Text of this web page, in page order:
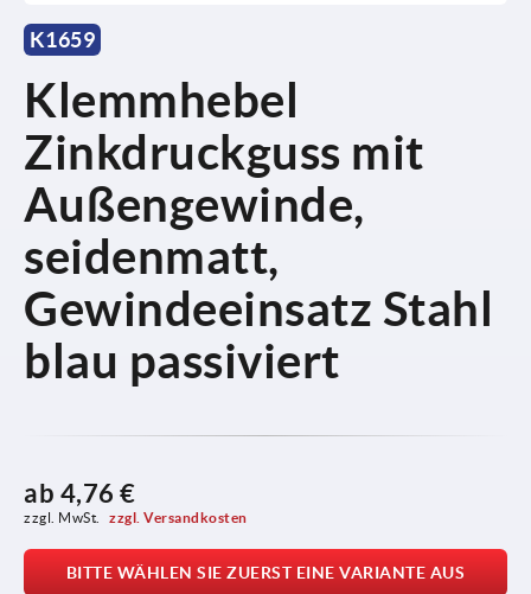
K1659
Klemmhebel
Zinkdruckguss mit
Außengewinde,
seidenmatt,
Gewindeeinsatz Stahl
blau passiviert
ab 4,76 €
zzgl. MwSt. zzgl. Versandkosten
BITTE WÄHLEN SIE ZUERST EINE VARIANTE AUS